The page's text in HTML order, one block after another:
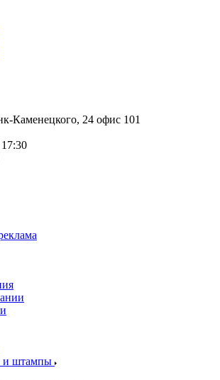
Каменецкого, 24 офис 101
и штампы